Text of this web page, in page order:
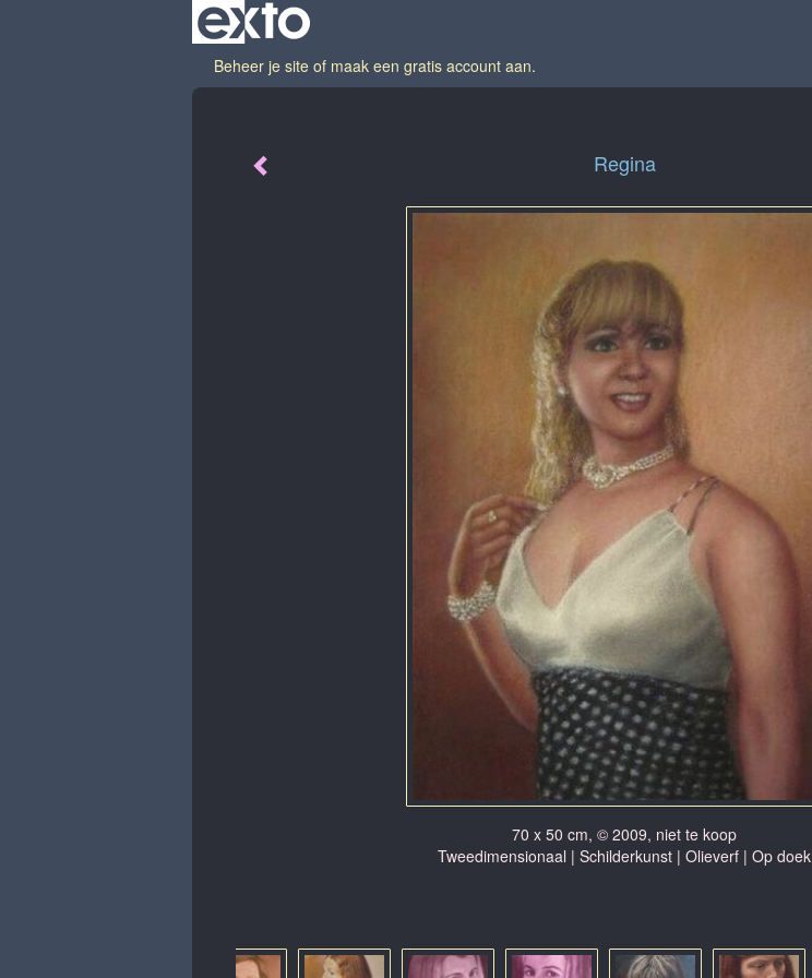
Beheer je site of maak een gratis account aan.
Regina
70 x 50 cm, © 2009, niet te koop
Tweedimensionaal | Schilderkunst | Olieverf | Op doek